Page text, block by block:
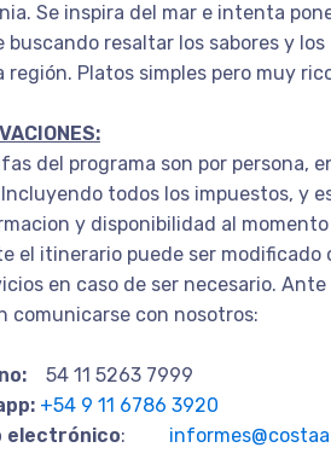
Se inspira del mar e intenta
buscando resaltar los sabores y
región. Platos simples pero muy
del programa son por persona,
todos los impuestos, y
y disponibilidad al
el itinerario puede ser modificado
en caso de ser necesario.
comunicarse con nosotros:
54 11 5263 7999
+54 9 11 6786 3920
electrónico: